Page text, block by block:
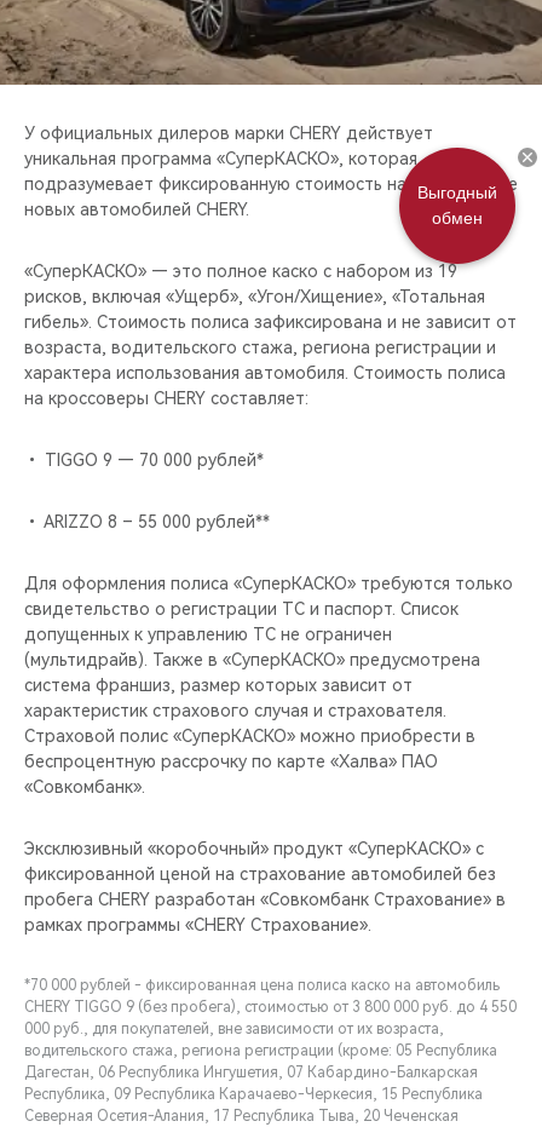
CHERY И СПОРТ
НАШИ МЕРОПРИЯТИЯ
ВИДЕООБЗОРЫ
У официальных дилеров марки CHERY действует
уникальная программа «СуперКАСКО», которая
подразумевает фиксированную стоимость на страхование
новых автомобилей CHERY.
«СуперКАСКО» — это полное каско с набором из 19
рисков, включая «Ущерб», «Угон/Хищение», «Тотальная
гибель». Стоимость полиса зафиксирована и не зависит от
возраста, водительского стажа, региона регистрации и
характера использования автомобиля. Стоимость полиса
на кроссоверы CHERY составляет:
• TIGGO 9 — 70 000 рублей*
• ARIZZO 8 – 55 000 рублей**
Для оформления полиса «СуперКАСКО» требуются только
свидетельство о регистрации ТС и паспорт. Список
допущенных к управлению ТС не ограничен
(мультидрайв). Также в «СуперКАСКО» предусмотрена
система франшиз, размер которых зависит от
характеристик страхового случая и страхователя.
Страховой полис «СуперКАСКО» можно приобрести в
беспроцентную рассрочку по карте «Халва» ПАО
«Совкомбанк».
Эксклюзивный «коробочный» продукт «СуперКАСКО» с
фиксированной ценой на страхование автомобилей без
пробега CHERY разработан «Совкомбанк Страхование» в
рамках программы «CHERY Страхование».
*70 000 рублей - фиксированная цена полиса каско на автомобиль
CHERY TIGGO 9 (без пробега), стоимостью от 3 800 000 руб. до 4 550
000 руб., для покупателей, вне зависимости от их возраста,
водительского стажа, региона регистрации (кроме: 05 Республика
Дагестан, 06 Республика Ингушетия, 07 Кабардино-Балкарская
Республика, 09 Республика Карачаево-Черкесия, 15 Республика
Северная Осетия-Алания, 17 Республика Тыва, 20 Чеченская
Выгодный
обмен